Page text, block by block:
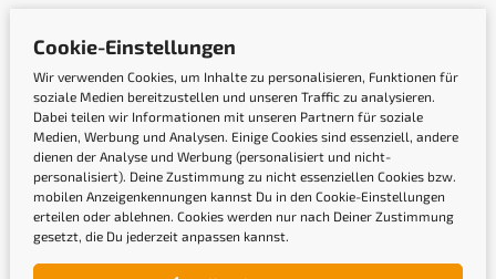
Cookie-Einstellungen
Wir verwenden Cookies, um Inhalte zu personalisieren, Funktionen für
soziale Medien bereitzustellen und unseren Traffic zu analysieren.
Dabei teilen wir Informationen mit unseren Partnern für soziale
Medien, Werbung und Analysen. Einige Cookies sind essenziell, andere
dienen der Analyse und Werbung (personalisiert und nicht-
personalisiert). Deine Zustimmung zu nicht essenziellen Cookies bzw.
mobilen Anzeigenkennungen kannst Du in den Cookie-Einstellungen
erteilen oder ablehnen. Cookies werden nur nach Deiner Zustimmung
gesetzt, die Du jederzeit anpassen kannst.